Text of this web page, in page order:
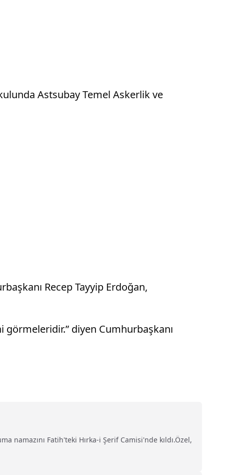
Astsubay Temel Askerlik ve
Recep Tayyip Erdoğan,
diyen Cumhurbaşkanı
namazını Fatih'teki Hırka-i Şerif Camisi'nde kıldı.Özel,